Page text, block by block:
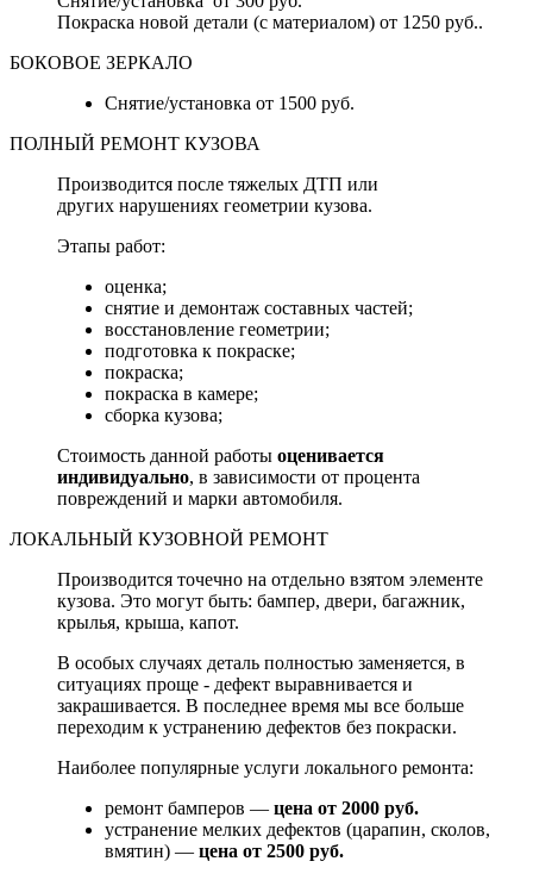
Покраска новой детали (с материалом) от 1250 руб..
БОКОВОЕ ЗЕРКАЛО
Снятие/установка от 1500 руб.
ПОЛНЫЙ РЕМОНТ КУЗОВА
Производится после тяжелых ДТП или
других нарушениях геометрии кузова.
Этапы работ:
оценка;
снятие и демонтаж составных частей;
восстановление геометрии;
подготовка к покраске;
покраска;
покраска в камере;
сборка кузова;
Стоимость данной работы оценивается
индивидуально, в зависимости от процента
повреждений и марки автомобиля.
ЛОКАЛЬНЫЙ КУЗОВНОЙ РЕМОНТ
Производится точечно на отдельно взятом элементе
кузова. Это могут быть: бампер, двери, багажник,
крылья, крыша, капот.
В особых случаях деталь полностью заменяется, в
ситуациях проще - дефект выравнивается и
закрашивается. В последнее время мы все больше
переходим к устранению дефектов без покраски.
Наиболее популярные услуги локального ремонта:
ремонт бамперов — цена от 2000 руб.
устранение мелких дефектов (царапин, сколов,
вмятин) — цена от 2500 руб.